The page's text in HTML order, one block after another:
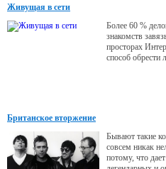
Живущая в сети
Более 60 %
знакомств
просторах
способ обрести
Британское вторжение
Бывают такие
совсем никак
потому, что